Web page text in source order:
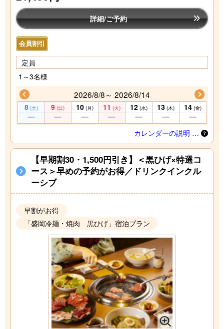
詳細/ご予約
会員割引
定員
1～3名様
2026/8/8～ 2026/8/14
8 (土) 9 (日) 10 (月) 11 (火) 12 (水) 13 (木) 14 (金)
カレンダーの説明 …
【早期割30・1,500円引き】＜黒ひげ×特選コ
ース＞早めの予約がお得／ドリンクインクル
ーシブ
早割がお得
「盛岡冷麺・焼肉 黒ひげ」宿泊プラン